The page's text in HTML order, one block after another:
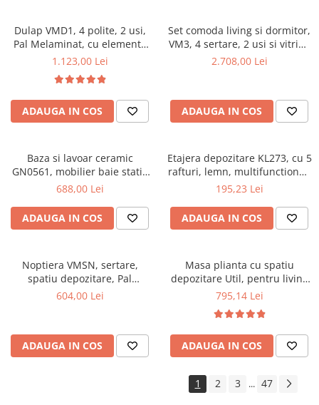
Dulap VMD1, 4 polite, 2 usi,
Pal Melaminat, cu elemente
din MDF, Nuc
1.123,00 Lei
ADAUGA IN COS
Set comoda living si dormitor,
VM3, 4 sertare, 2 usi si vitrina
suprapozabila VMN4, 2 usi, 2
2.708,00 Lei
ADAUGA IN COS
Baza si lavoar ceramic
GN0561, mobilier baie stativ
50 cm, front MDF, 2 usi, 2
reglabile, alb/antracit
688,00 Lei
ADAUGA IN COS
Etajera depozitare KL273, cu 5
rafturi, lemn, multifunctional,
natur
195,23 Lei
ADAUGA IN COS
Noptiera VMSN, sertare,
spatiu depozitare, Pal
Melaminat, insertii MDF, Nuc
604,00 Lei
ADAUGA IN COS
Masa plianta cu spatiu
depozitare Util, pentru living
si bucatarie, PAL, structura
persoane, 160x96x80 cm, fag
795,14 Lei
ADAUGA IN COS
1 2 3 ... 47